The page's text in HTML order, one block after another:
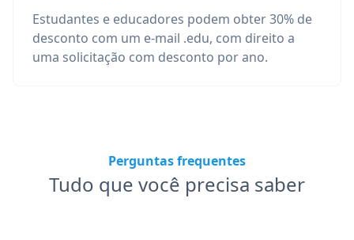
Estudantes e educadores podem obter 30% de
desconto com um e-mail .edu, com direito a
uma solicitação com desconto por ano.
Perguntas frequentes
Tudo que você precisa saber